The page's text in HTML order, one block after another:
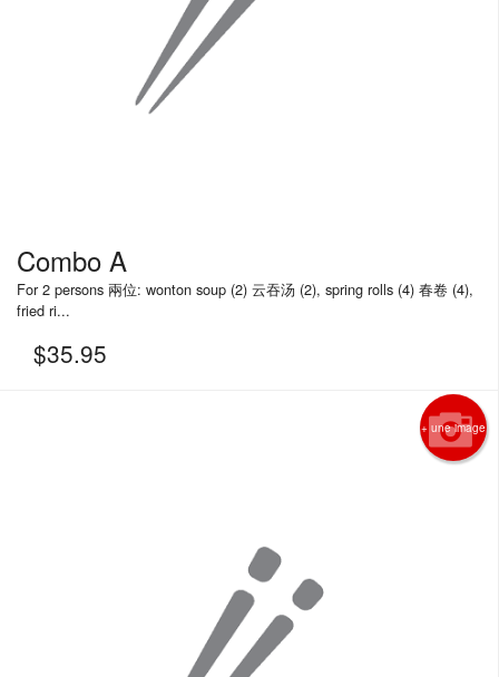
Combo A
For 2 persons 兩位: wonton soup (2) 云吞汤 (2), spring rolls (4) 春卷 (4),
fried ri...
$35.95
+ une image